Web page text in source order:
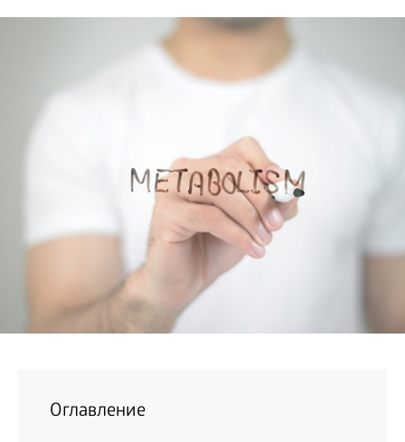
Оглавление
КАК?